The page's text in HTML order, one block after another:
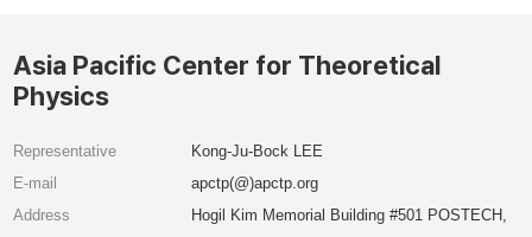
Asia Pacific Center for Theoretical
Physics
Representative
Kong-Ju-Bock LEE
E-mail
apctp(@)apctp.org
Address
Hogil Kim Memorial Building #501 POSTECH,